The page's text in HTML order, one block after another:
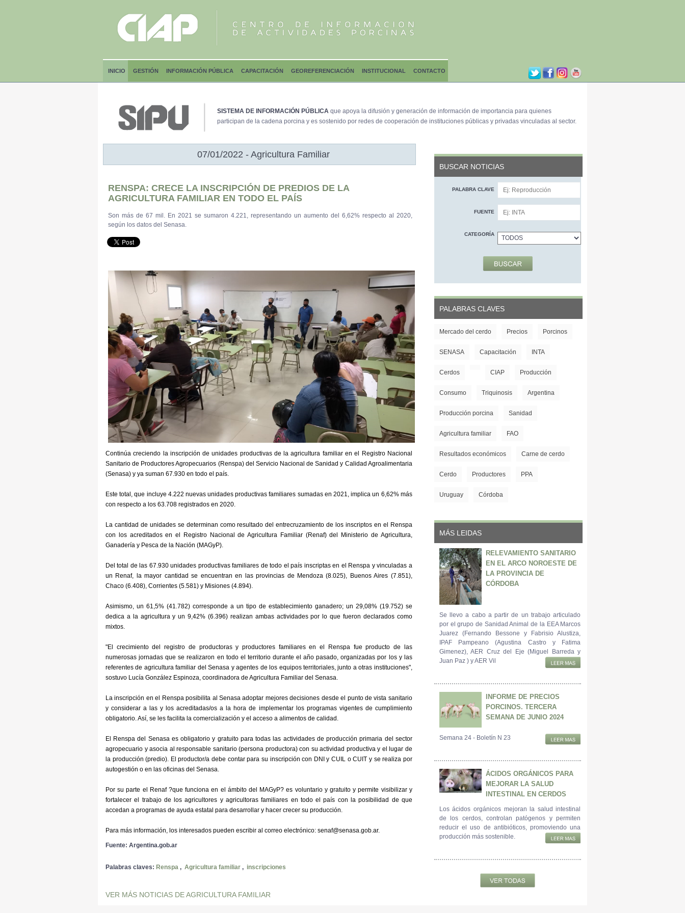
INICIO GESTIÓN INFORMACIÓN PÚBLICA CAPACITACIÓN GEOREFERENCIACIÓN INSTITUCIONAL CONTACTO
SISTEMA DE INFORMACIÓN PÚBLICAque apoya la difusión y generación de información de importancia para quienes
participan de la cadena porcina y es sostenido por redes de cooperación de instituciones públicas y privadas vinculadas al sector.
07/01/2022 - Agricultura Familiar
RENSPA: CRECE LA INSCRIPCIÓN DE PREDIOS DE LA
AGRICULTURA FAMILIAR EN TODO EL PAÍS
Son más de 67 mil. En 2021 se sumaron 4.221, representando un aumento del 6,62% respecto al 2020,
según los datos del Senasa.
Continúa creciendo la inscripción de unidades productivas de la agricultura familiar en el Registro Nacional
Sanitario de Productores Agropecuarios (Renspa) del Servicio Nacional de Sanidad y Calidad Agroalimentaria
(Senasa) y ya suman 67.930 en todo el país.
Este total, que incluye 4.222 nuevas unidades productivas familiares sumadas en 2021, implica un 6,62% más
con respecto a los 63.708 registrados en 2020.
La cantidad de unidades se determinan como resultado del entrecruzamiento de los inscriptos en el Renspa
con los acreditados en el Registro Nacional de Agricultura Familiar (Renaf) del Ministerio de Agricultura,
Ganadería y Pesca de la Nación (MAGyP).
Del total de las 67.930 unidades productivas familiares de todo el país inscriptas en el Renspa y vinculadas a
un Renaf, la mayor cantidad se encuentran en las provincias de Mendoza (8.025), Buenos Aires (7.851),
Chaco (6.408), Corrientes (5.581) y Misiones (4.894).
Asimismo, un 61,5% (41.782) corresponde a un tipo de establecimiento ganadero; un 29,08% (19.752) se
dedica a la agricultura y un 9,42% (6.396) realizan ambas actividades por lo que fueron declarados como
mixtos.
"El crecimiento del registro de productoras y productores familiares en el Renspa fue producto de las
numerosas jornadas que se realizaron en todo el territorio durante el año pasado, organizadas por los y las
referentes de agricultura familiar del Senasa y agentes de los equipos territoriales, junto a otras instituciones",
sostuvo Lucía González Espinoza, coordinadora de Agricultura Familiar del Senasa.
La inscripción en el Renspa posibilita al Senasa adoptar mejores decisiones desde el punto de vista sanitario
y considerar a las y los acreditadas/os a la hora de implementar los programas vigentes de cumplimiento
obligatorio. Así, se les facilita la comercialización y el acceso a alimentos de calidad.
El Renspa del Senasa es obligatorio y gratuito para todas las actividades de producción primaria del sector
agropecuario y asocia al responsable sanitario (persona productora) con su actividad productiva y el lugar de
la producción (predio). El productor/a debe contar para su inscripción con DNI y CUIL o CUIT y se realiza por
autogestión o en las oficinas del Senasa.
Por su parte el Renaf ?que funciona en el ámbito del MAGyP? es voluntario y gratuito y permite visibilizar y
fortalecer el trabajo de los agricultores y agricultoras familiares en todo el país con la posibilidad de que
accedan a programas de ayuda estatal para desarrollar y hacer crecer su producción.
Para más información, los interesados pueden escribir al correo electrónico: senaf@senasa.gob.ar.
Fuente: Argentina.gob.ar
Palabras claves: Renspa , Agricultura familiar , inscripciones
VER MÁS NOTICIAS DE AGRICULTURA FAMILIAR
BUSCAR NOTICIAS
PALABRA CLAVE
FUENTE
CATEGORÍA
PALABRAS CLAVES
Mercado del cerdo Precios Porcinos
SENASA Capacitación INTA
Cerdos CIAP Producción
Consumo Triquinosis Argentina
Producción porcina Sanidad
Agricultura familiar FAO
Resultados económicos Carne de cerdo
Cerdo Productores PPA
Uruguay Córdoba
MÁS LEIDAS
RELEVAMIENTO SANITARIO
EN EL ARCO NOROESTE DE
LA PROVINCIA DE
CÓRDOBA
Se llevo a cabo a partir de un trabajo articulado
por el grupo de Sanidad Animal de la EEA Marcos
Juarez (Fernando Bessone y Fabrisio Alustiza,
IPAF Pampeano (Agustina Castro y Fatima
Gimenez), AER Cruz del Eje (Miguel Barreda y
Juan Paz ) y AER Vil
INFORME DE PRECIOS
PORCINOS. TERCERA
SEMANA DE JUNIO 2024
Semana 24 - Boletín N 23
ÁCIDOS ORGÁNICOS PARA
MEJORAR LA SALUD
INTESTINAL EN CERDOS
Los ácidos orgánicos mejoran la salud intestinal
de los cerdos, controlan patógenos y permiten
reducir el uso de antibióticos, promoviendo una
producción más sostenible.